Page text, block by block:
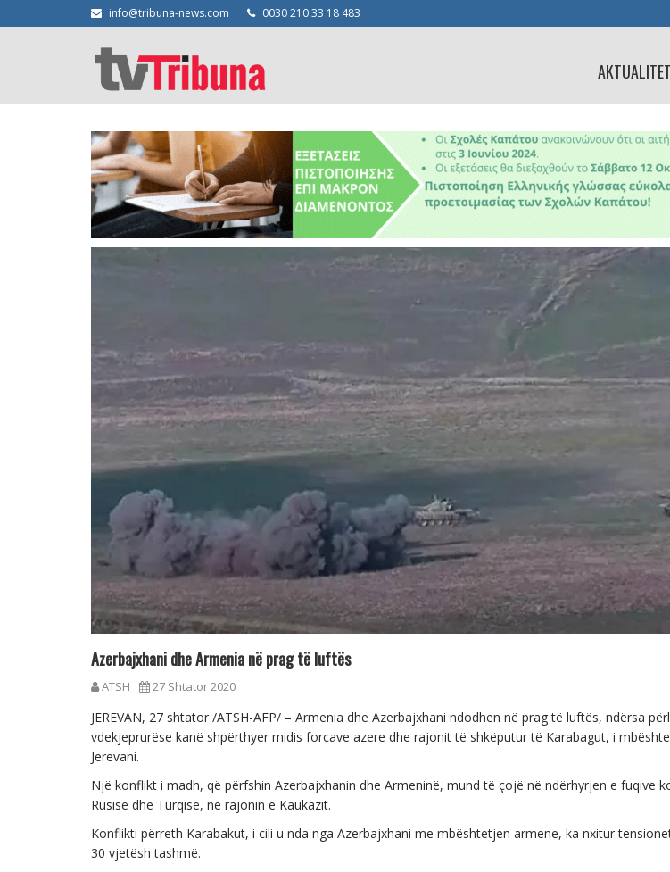
info@tribuna-news.com 0030 210 33 18 483
AKTUALITET
Azerbajxhani dhe Armenia në prag të luftës
ATSH 27 Shtator 2020
JEREVAN, 27 shtator /ATSH-AFP/ – Armenia dhe Azerbajxhani ndodhen në prag të luftës, ndërsa
vdekjeprurëse kanë shpërthyer midis forcave azere dhe rajonit të shkëputur të Karabagut, i
Jerevani.
Një konflikt i madh, që përfshin Azerbajxhanin dhe Armeninë, mund të çojë në ndërhyrjen e fuqive
Rusisë dhe Turqisë, në rajonin e Kaukazit.
Konflikti përreth Karabakut, i cili u nda nga Azerbajxhani me mbështetjen armene, ka nxitur
30 vjetësh tashmë.